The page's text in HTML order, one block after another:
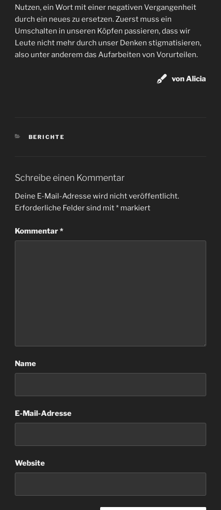
Nutzen, ein Wort mit einer negativen Vergangenheit
durch ein neues zu ersetzen. Zuerst muss ein
Umschalten in unseren Köpfen passieren, dass wir
Leute nicht mehr durch unser Denken stigmatisieren,
also unter anderem das Aufarbeiten von Vorurteilen.
von Alicia
KATEGORIEN
BERICHTE
Schreibe einen Kommentar
Deine E-Mail-Adresse wird nicht veröffentlicht.
Erforderliche Felder sind mit* markiert
Kommentar*
Name
E-Mail-Adresse
Website